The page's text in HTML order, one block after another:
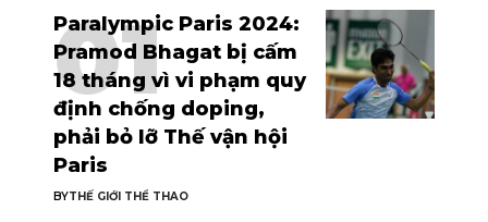
Paralympic Paris 2024:
Pramod Bhagat bị cấm
18 tháng vì vi phạm quy
định chống doping,
phải bỏ lỡ Thế vận hội
Paris
BYTHẾ GIỚI THỂ THAO